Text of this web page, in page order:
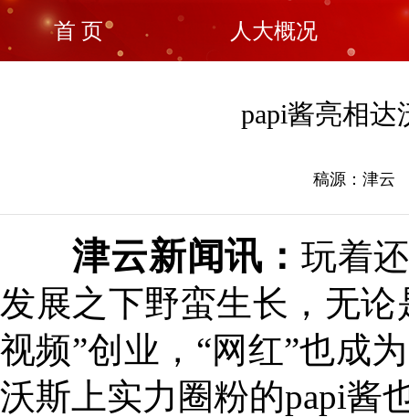
首 页 人大概况
papi酱亮相达
稿源：津
津云新闻讯： 玩着
发展之下野蛮生长，无论
视频”创业，“网红”也成
沃斯上实力圈粉的papi酱